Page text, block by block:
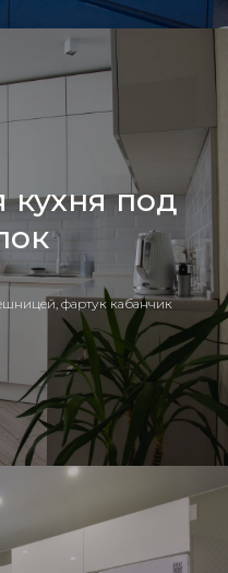
кухня под
фартук кабанчик